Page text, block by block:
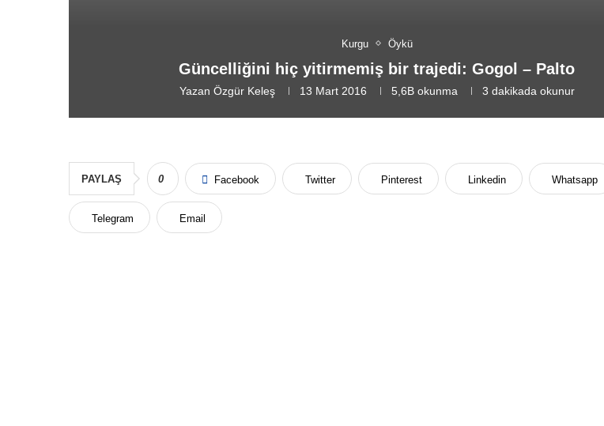
Kurgu Öykü
Güncelliğini hiç yitirmemiş bir trajedi: Gogol – Palto
Yazan Özgür Keleş 13 Mart 2016 5,6Bokunma 3 dakikada okunur
PAYLAŞ 0 Facebook Twitter Pinterest Linkedin Whatsapp
Telegram Email